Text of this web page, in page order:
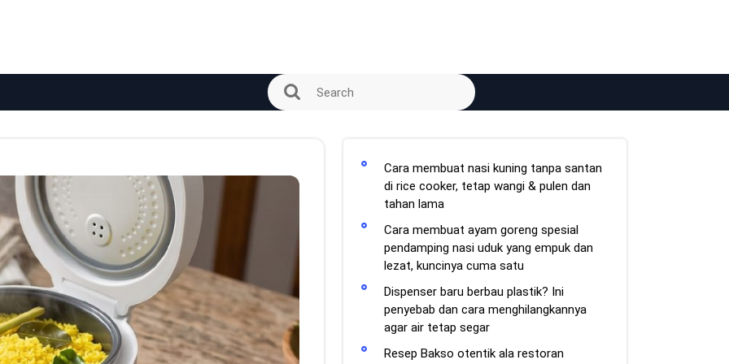
Cara membuat nasi kuning tanpa santan
di rice cooker, tetap wangi & pulen dan
tahan lama
Cara membuat ayam goreng spesial
pendamping nasi uduk yang empuk dan
lezat, kuncinya cuma satu
Dispenser baru berbau plastik? Ini
penyebab dan cara menghilangkannya
agar air tetap segar
Resep Bakso otentik ala restoran